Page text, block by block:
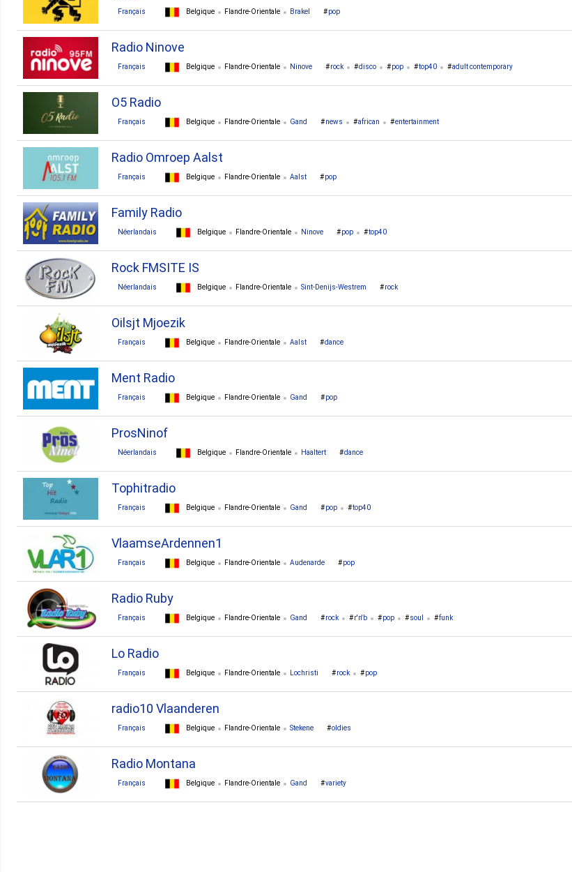
Français Belgique Flandre-Orientale Brakel pop
Radio Ninove
Français Belgique Flandre-Orientale Ninove rock disco pop top40 adult contemporary
O5 Radio
Français Belgique Flandre-Orientale Gand news african entertainment
Radio Omroep Aalst
Français Belgique Flandre-Orientale Aalst pop
Family Radio
Néerlandais Belgique Flandre-Orientale Ninove pop top40
Rock FMSITE IS
Néerlandais Belgique Flandre-Orientale Sint-Denijs-Westrem rock
Oilsjt Mjoezik
Français Belgique Flandre-Orientale Aalst dance
Ment Radio
Français Belgique Flandre-Orientale Gand pop
ProsNinof
Néerlandais Belgique Flandre-Orientale Haaltert dance
Tophitradio
Français Belgique Flandre-Orientale Gand pop top40
VlaamseArdennen1
Français Belgique Flandre-Orientale Audenarde pop
Radio Ruby
Français Belgique Flandre-Orientale Gand rock r'n'b pop soul funk
Lo Radio
Français Belgique Flandre-Orientale Lochristi rock pop
radio10 Vlaanderen
Français Belgique Flandre-Orientale Stekene oldies
Radio Montana
Français Belgique Flandre-Orientale Gand variety